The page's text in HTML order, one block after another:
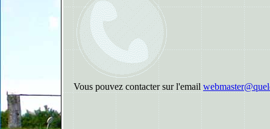
Vous pouvez contacter sur l'email